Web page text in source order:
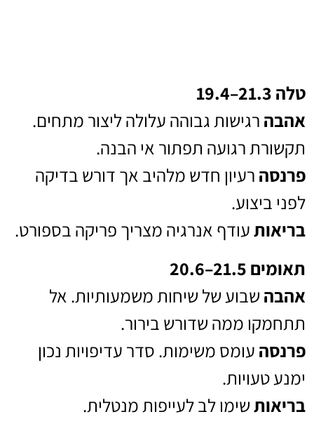
טלה 21.3–19.4
אהבה רגישות גבוהה עלולה ליצור מתחים.
תקשורת רגועה תפתור אי הבנה.
פרנסה רעיון חדש מלהיב אך דורש בדיקה
לפני ביצוע.
בריאותעודף אנרגיה מצריך פריקה בספורט.
תאומים 21.5–20.6
אהבה שבוע של שיחות משמעותיות. אל
תתחמקו ממה שדורש בירור.
פרנסה עומס משימות. סדר עדיפויות נכון
ימנע טעויות.
בריאותשימו לב לעייפות מנטלית.